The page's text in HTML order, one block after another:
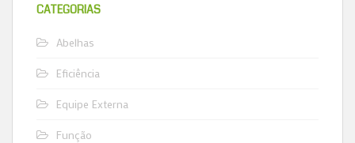
CATEGORIAS
Abelhas
Eficiência
Equipe Externa
Função